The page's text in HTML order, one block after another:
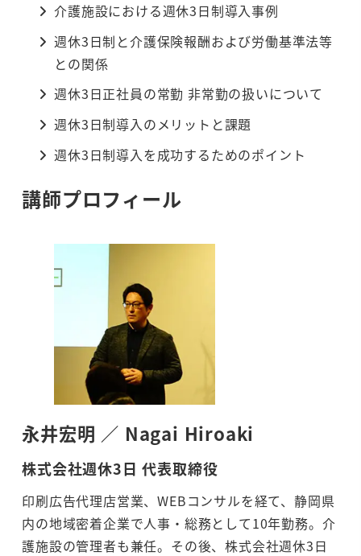
介護施設における週休3日制導入事例
週休3日制と介護保険報酬および労働基準法等
との関係
週休3日正社員の常勤 非常勤の扱いについて
週休3日制導入のメリットと課題
週休3日制導入を成功するためのポイント
講師プロフィール
永井宏明 ／ Nagai Hiroaki
株式会社週休3日 代表取締役
印刷広告代理店営業、WEBコンサルを経て、静岡県
内の地域密着企業で人事・総務として10年勤務。介
護施設の管理者も兼任。その後、株式会社週休3日